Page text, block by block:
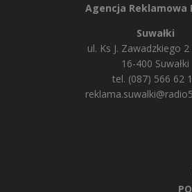
Agencja Reklamowa
Suwałki
ul. Ks J. Zawadzkiego 2
16-400 Suwałki
tel. (087) 566 62